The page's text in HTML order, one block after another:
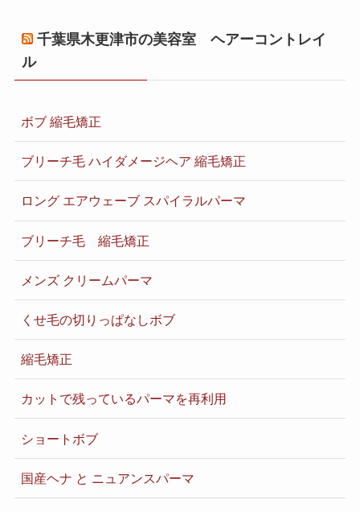
千葉県木更津市の美容室 ヘアーコントレイ
ル
ボブ 縮毛矯正
ブリーチ毛 ハイダメージヘア 縮毛矯正
ロング エアウェーブ スパイラルパーマ
ブリーチ毛 縮毛矯正
メンズ クリームパーマ
くせ毛の切りっぱなしボブ
縮毛矯正
カットで残っているパーマを再利用
ショートボブ
国産ヘナ と ニュアンスパーマ